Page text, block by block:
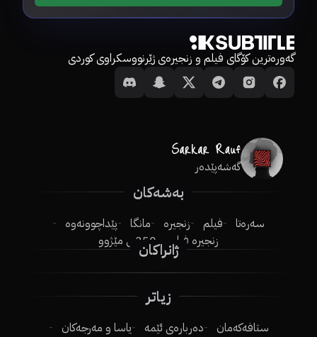
گەورەترین کۆگای فیلم و زنجیرەی ژێرنووسکراوی کوردی
گەشەپێدەر
بەشەکان
سەرەتا فیلم زنجیرە مانگا
پێداچوونەوە
زنجیرە فیلم
250ـی مێژوو
ژانراکان
زیاتر
ستافەکەمان دەربارەی ئێمە
یاسا و مەرجەکان